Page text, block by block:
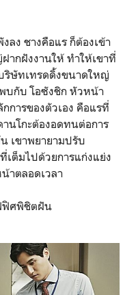
ลง ชางคือแร ก็ต้องเข้า
กฝังงานให้ ทำให้เขาที่
ริษัทเทรดดิ้งขนาดใหญ่
บกับ โอซังชิก หัวหน้า
การของตัวเอง คือแรที่
นโกะต้องอดทนต่อการ
เขาพยายามปรับ
เต็มไปด้วยการแก่งแย่ง
าตลอดเวลา
ศพิชิตฝัน